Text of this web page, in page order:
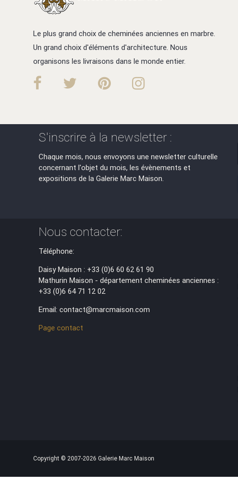
Le plus grand choix de cheminées anciennes en marbre.
Un grand choix d'éléments d'architecture. Nous
organisons les livraisons dans le monde entier.
S'inscrire à la newsletter :
Chaque mois, nous envoyons une newsletter culturelle
concernant l'objet du mois, les évènements et
expositions de la Galerie Marc Maison.
Nous contacter:
Téléphone:
Daisy Maison : +33 (0)6 60 62 61 90
Mathurin Maison - département cheminées anciennes :
+33 (0)6 64 71 12 02
Email: contact@marcmaison.com
Page contact
Copyright © 2007-2026 Galerie Marc Maison